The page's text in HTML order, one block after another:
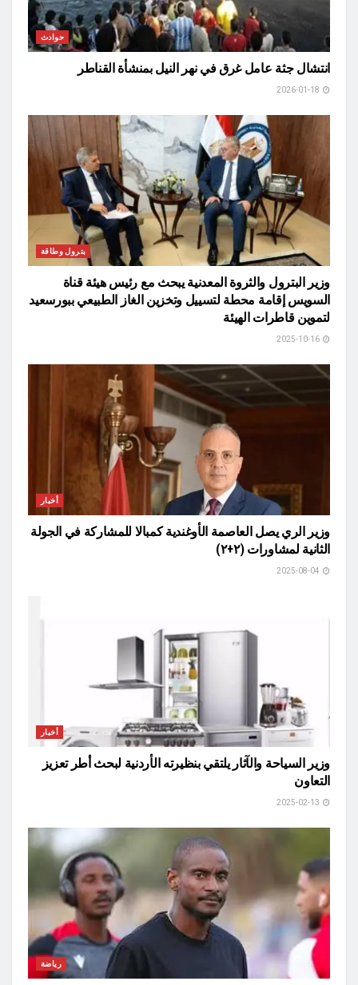
حوادث
انتشال جثة عامل غرق في نهر النيل بمنشأة القناطر
بترول وطاقة
وزير البترول والثروة المعدنية يبحث مع رئيس هيئة قناة
السويس إقامة محطة لتسييل وتخزين الغاز الطبيعي ببورسعيد
لتموين قاطرات الهيئة
أخبار
وزير الري يصل العاصمة الأوغندية كمبالا للمشاركة في الجولة
الثانية لمشاورات (٢+٢)
أخبار
وزير السياحة والآثار يلتقي بنظيرته الأردنية لبحث أطر تعزيز
التعاون
رياضة